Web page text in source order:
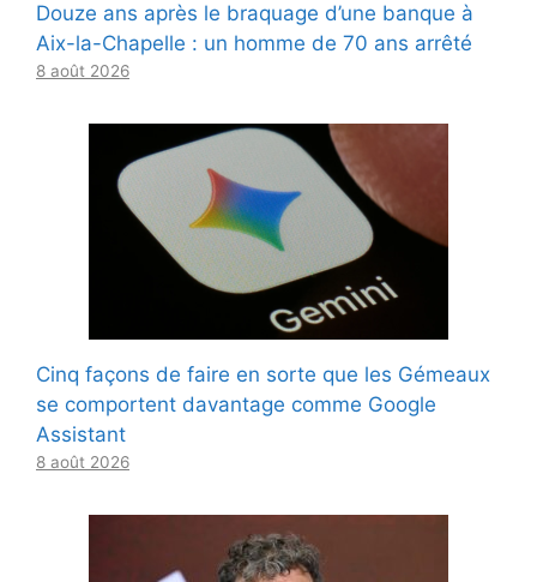
Douze ans après le braquage d’une banque à
Aix-la-Chapelle : un homme de 70 ans arrêté
8 août 2026
Cinq façons de faire en sorte que les Gémeaux
se comportent davantage comme Google
Assistant
8 août 2026